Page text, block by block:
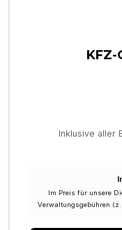
Inklusive aller
Im Preis für unsere
Verwaltungsgebühren